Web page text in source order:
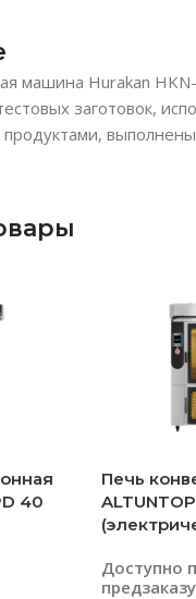
машина Hurakan
заготовок,
40
Печь
Доступно
предзаказу